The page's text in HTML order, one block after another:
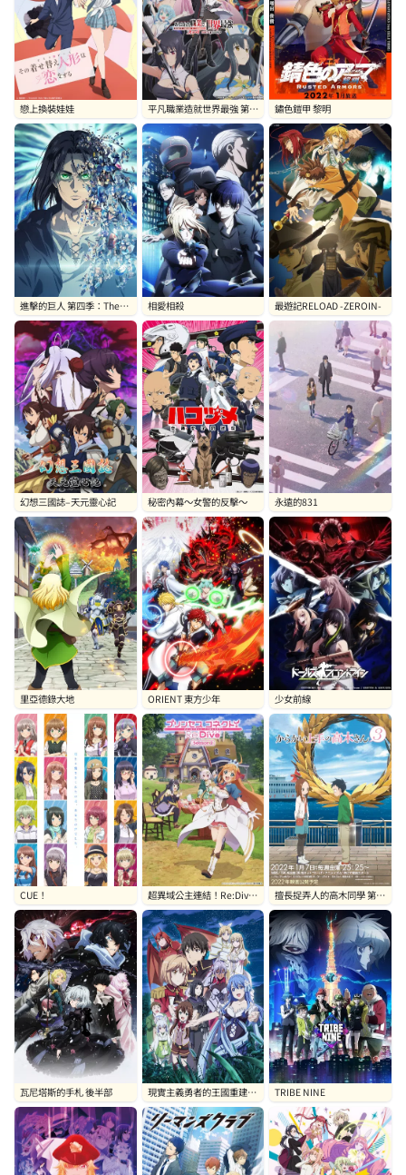
戀上換裝娃娃
平凡職業造就世界最強 第二
季
鏽色鎧甲 黎明
進擊的巨人 第四季：The
Final Season Part 2
相愛相殺 最遊記RELOAD -ZEROIN-
幻想三國誌–天元靈心記 秘密內幕～女警的反擊～ 永遠的831
里亞德錄大地 ORIENT 東方少年 少女前線
CUE！
超異域公主連結！Re:Dive
第二季
擅長捉弄人的高木同學 第三
季
瓦尼塔斯的手札 後半部
現實主義勇者的王國重建記
第二部
TRIBE NINE